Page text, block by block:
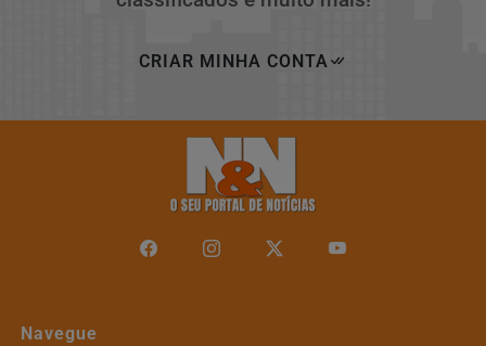
CRIAR MINHA CONTA
Navegue